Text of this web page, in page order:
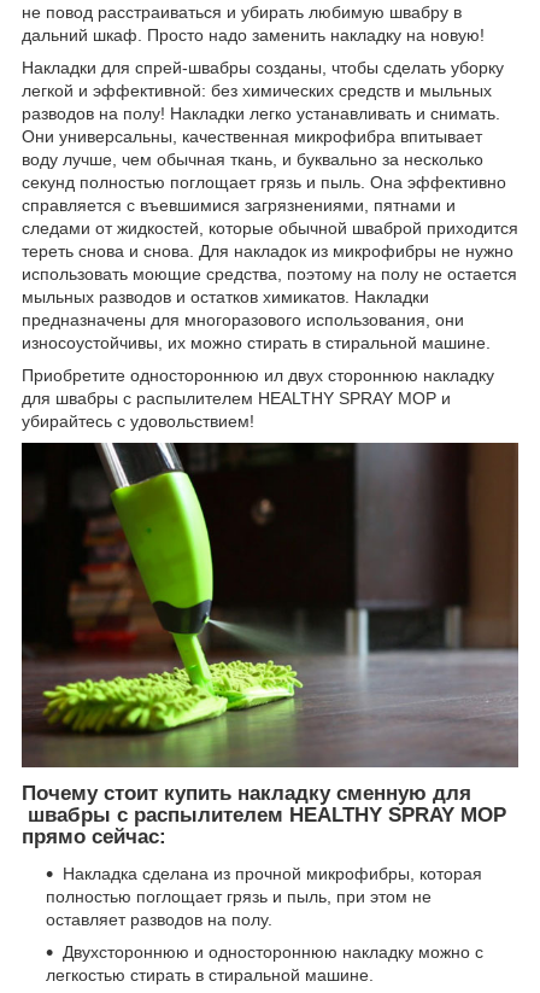
не повод расстраиваться и убирать любимую швабру в
дальний шкаф. Просто надо заменить накладку на новую!
Накладки для спрей-швабры созданы, чтобы сделать уборку
легкой и эффективной: без химических средств и мыльных
разводов на полу! Накладки легко устанавливать и снимать.
Они универсальны, качественная микрофибра впитывает
воду лучше, чем обычная ткань, и буквально за несколько
секунд полностью поглощает грязь и пыль. Она эффективно
справляется с въевшимися загрязнениями, пятнами и
следами от жидкостей, которые обычной шваброй приходится
тереть снова и снова. Для накладок из микрофибры не нужно
использовать моющие средства, поэтому на полу не остается
мыльных разводов и остатков химикатов. Накладки
предназначены для многоразового использования, они
износоустойчивы, их можно стирать в стиральной машине.
Приобретите одностороннюю ил двух стороннюю накладку
для швабры с распылителем HEALTHY SPRAY MOP и
убирайтесь с удовольствием!
Почему стоит купить накладку сменную для
швабры с распылителем HEALTHY SPRAY MOP
прямо сейчас:
Накладка сделана из прочной микрофибры, которая
полностью поглощает грязь и пыль, при этом не
оставляет разводов на полу.
Двухстороннюю и одностороннюю накладку можно с
легкостью стирать в стиральной машине.